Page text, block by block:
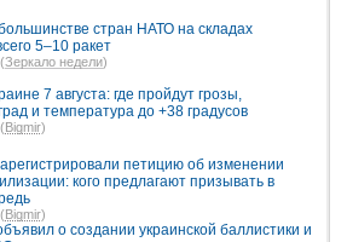
стран НАТО на складах
5–10 ракет
Зеркало недели)
7 августа: где пройдут грозы,
и температура до +38 градусов
Bigmir)
петицию об изменении
кого предлагают призывать в
Bigmir)
о создании украинской баллистики и